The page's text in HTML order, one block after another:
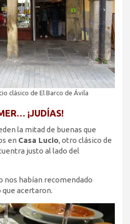
clásico de El Barco de Ávila
¡JUDÍAS!
la mitad de buenas que
en Casa Lucio, otro clásico de
justo al lado del
nos habían recomendado
que acertaron.